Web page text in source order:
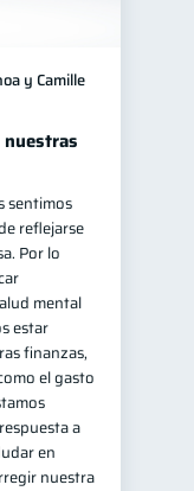
y Camille
nuestras
sentimos
reflejarse
Por lo
mental
estar
finanzas,
el gasto
a
en
nuestra